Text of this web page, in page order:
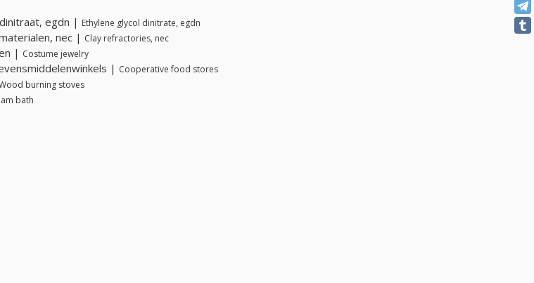
egdn | Ethylene glycol dinitrate, egdn
nec | Clay refractories, nec
| Costume jewelry
| Cooperative food stores
burning stoves
bath